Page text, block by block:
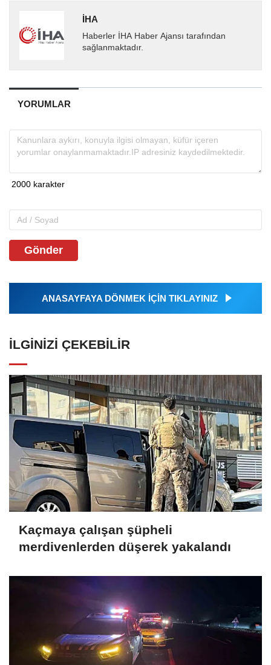
İHA
Haberler İHA Haber Ajansı tarafından
sağlanmaktadır.
YORUMLAR
Gönder
ANASAYFAYA DÖNMEK İÇİN TIKLAYINIZ
İLGINIZI ÇEKEBILIR
Kaçmaya çalışan şüpheli
merdivenlerden düşerek yakalandı